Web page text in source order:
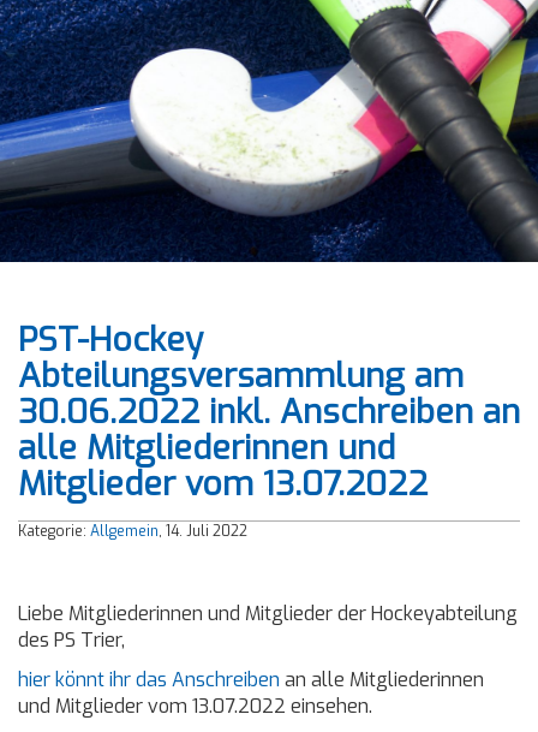
PST-Hockey
Abteilungsversammlung am
30.06.2022 inkl. Anschreiben an
alle Mitgliederinnen und
Mitglieder vom 13.07.2022
Kategorie: Allgemein, 14. Juli 2022
Liebe Mitgliederinnen und Mitglieder der Hockeyabteilung
des PS Trier,
hier könnt ihr das Anschreiben an alle Mitgliederinnen
und Mitglieder vom 13.07.2022 einsehen.